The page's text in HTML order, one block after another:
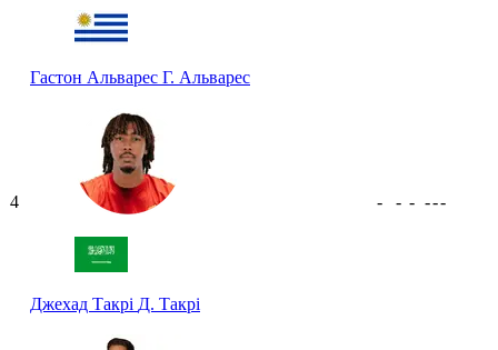
Гастон Альварес Г. Альварес
4
Джехад Такрі Д. Такрі
- - - ---